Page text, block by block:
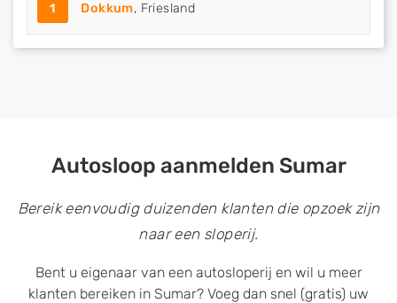
1 Dokkum, Friesland
Autosloop aanmelden Sumar
Bereik eenvoudig duizenden klanten die opzoek zijn
naar een sloperij.
Bent u eigenaar van een autosloperij en wil u meer
klanten bereiken in Sumar? Voeg dan snel (gratis) uw